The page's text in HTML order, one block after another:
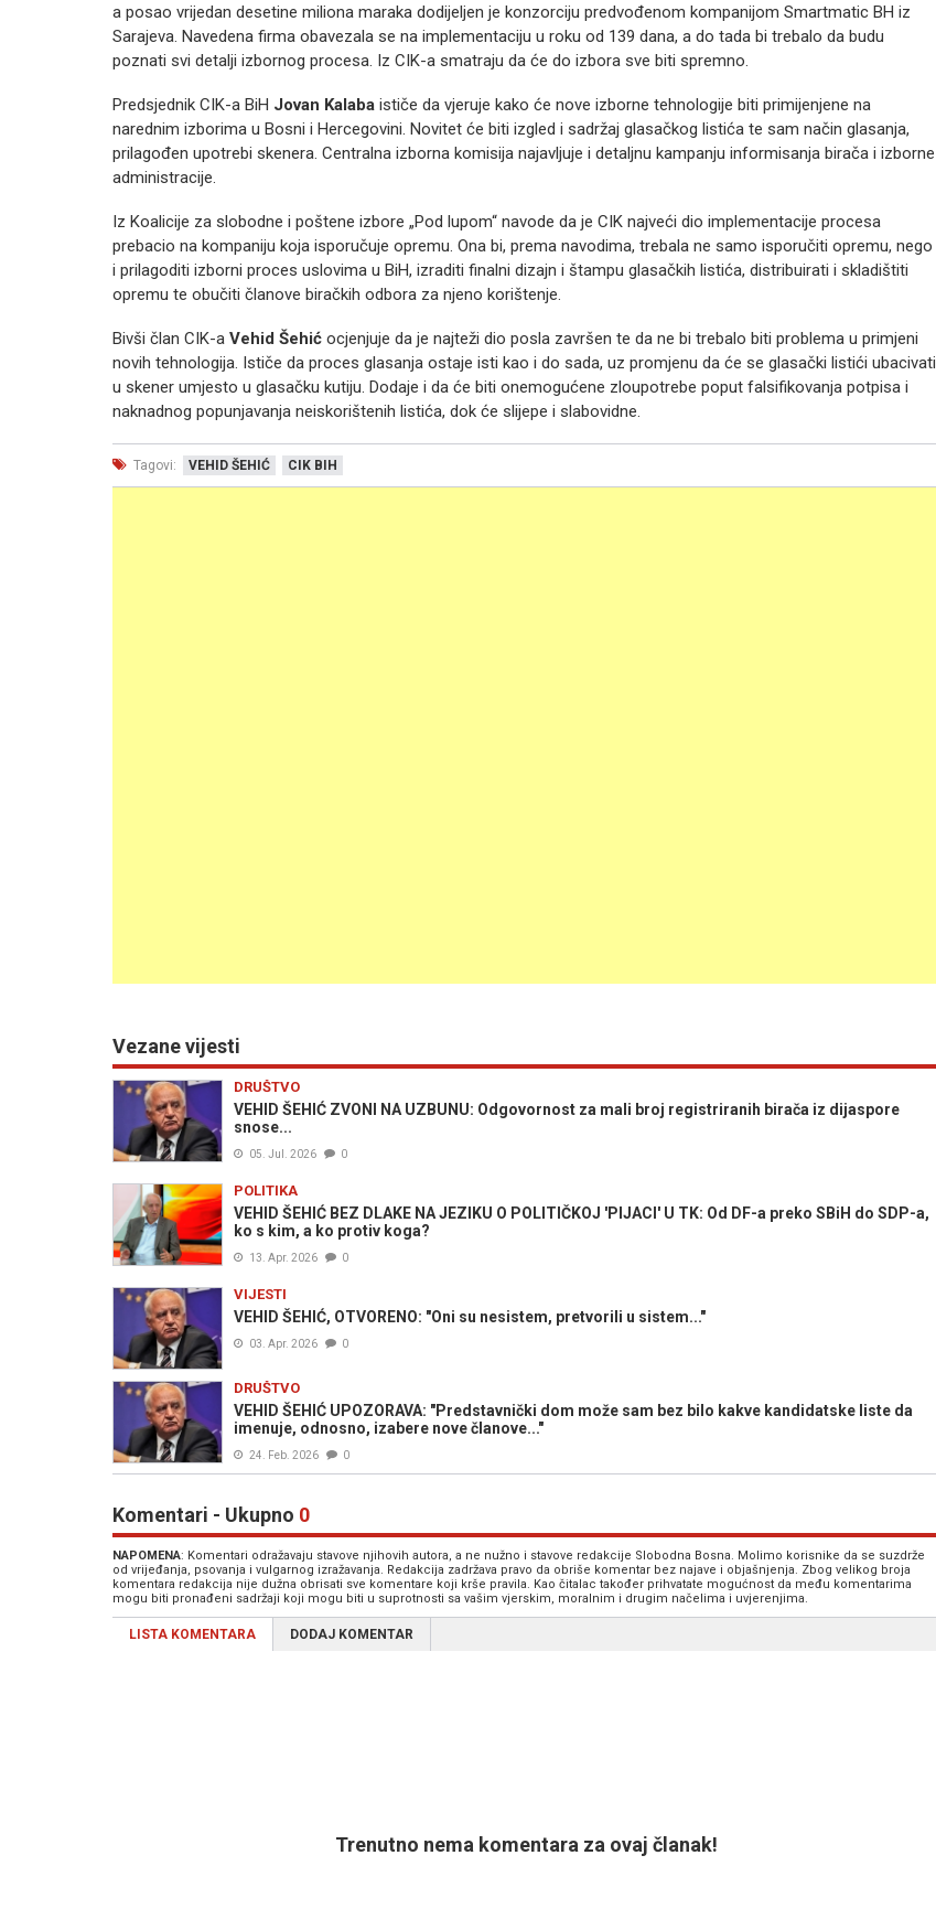
a posao vrijedan desetine miliona maraka dodijeljen je konzorciju predvođenom kompanijom Smartmatic BH iz
Sarajeva. Navedena firma obavezala se na implementaciju u roku od 139 dana, a do tada bi trebalo da budu
poznati svi detalji izbornog procesa. Iz CIK-a smatraju da će do izbora sve biti spremno.
Predsjednik CIK-a BiH Jovan Kalaba ističe da vjeruje kako će nove izborne tehnologije biti primijenjene na
narednim izborima u Bosni i Hercegovini. Novitet će biti izgled i sadržaj glasačkog listića te sam način glasanja,
prilagođen upotrebi skenera. Centralna izborna komisija najavljuje i detaljnu kampanju informisanja birača i izborne
administracije.
Iz Koalicije za slobodne i poštene izbore „Pod lupom“ navode da je CIK najveći dio implementacije procesa
prebacio na kompaniju koja isporučuje opremu. Ona bi, prema navodima, trebala ne samo isporučiti opremu, nego
i prilagoditi izborni proces uslovima u BiH, izraditi finalni dizajn i štampu glasačkih listića, distribuirati i skladištiti
opremu te obučiti članove biračkih odbora za njeno korištenje.
Bivši član CIK-a Vehid Šehić ocjenjuje da je najteži dio posla završen te da ne bi trebalo biti problema u primjeni
novih tehnologija. Ističe da proces glasanja ostaje isti kao i do sada, uz promjenu da će se glasački listići ubacivati
u skener umjesto u glasačku kutiju. Dodaje i da će biti onemogućene zloupotrebe poput falsifikovanja potpisa i
naknadnog popunjavanja neiskorištenih listića, dok će slijepe i slabovidne.
Tagovi: VEHID ŠEHIĆ CIK BIH
Vezane vijesti
DRUŠTVO
VEHID ŠEHIĆ ZVONI NA UZBUNU: Odgovornost za mali broj registriranih birača iz dijaspore
snose...
05. Jul. 2026 0
POLITIKA
VEHID ŠEHIĆ BEZ DLAKE NA JEZIKU O POLITIČKOJ 'PIJACI' U TK: Od DF-a preko SBiH do SDP-a,
ko s kim, a ko protiv koga?
13. Apr. 2026 0
VIJESTI
VEHID ŠEHIĆ, OTVORENO: "Oni su nesistem, pretvorili u sistem..."
03. Apr. 2026 0
DRUŠTVO
VEHID ŠEHIĆ UPOZORAVA: "Predstavnički dom može sam bez bilo kakve kandidatske liste da
imenuje, odnosno, izabere nove članove..."
24. Feb. 2026 0
Komentari - Ukupno 0
NAPOMENA: Komentari odražavaju stavove njihovih autora, a ne nužno i stavove redakcije Slobodna Bosna. Molimo korisnike da se suzdrže
od vrijeđanja, psovanja i vulgarnog izražavanja. Redakcija zadržava pravo da obriše komentar bez najave i objašnjenja. Zbog velikog broja
komentara redakcija nije dužna obrisati sve komentare koji krše pravila. Kao čitalac također prihvatate mogućnost da među komentarima
mogu biti pronađeni sadržaji koji mogu biti u suprotnosti sa vašim vjerskim, moralnim i drugim načelima i uvjerenjima.
LISTA KOMENTARA DODAJ KOMENTAR
Trenutno nema komentara za ovaj članak!